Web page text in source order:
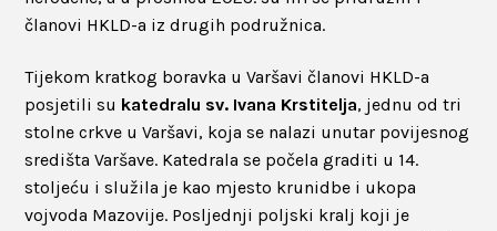
članovi HKLD-a iz drugih podružnica.
Tijekom kratkog boravka u Varšavi članovi HKLD-a
posjetili su katedralu sv. Ivana Krstitelja, jednu od tri
stolne crkve u Varšavi, koja se nalazi unutar povijesnog
središta Varšave. Katedrala se počela graditi u 14.
stoljeću i služila je kao mjesto krunidbe i ukopa
vojvoda Mazovije. Posljednji poljski kralj koji je